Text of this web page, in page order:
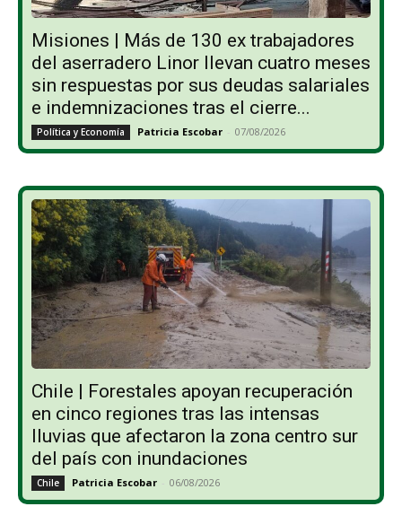
Misiones | Más de 130 ex trabajadores
del aserradero Linor llevan cuatro meses
sin respuestas por sus deudas salariales
e indemnizaciones tras el cierre...
Política y Economía Patricia Escobar - 07/08/2026
Chile | Forestales apoyan recuperación
en cinco regiones tras las intensas
lluvias que afectaron la zona centro sur
del país con inundaciones
Chile Patricia Escobar - 06/08/2026